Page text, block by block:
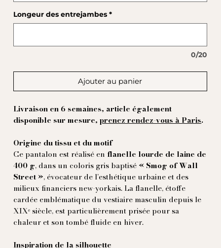
Longeur des entrejambes *
0/20
Ajouter au panier
Livraison en 6 semaines, article également
disponible sur mesure,prenez rendez-vous à Paris.
Origine du tissu et du motif
Ce pantalon est réalisé en flanelle lourde de laine de
400 g, dans un coloris gris baptisé « Smog of Wall
Street », évocateur de l’esthétique urbaine et des
milieux financiers new-yorkais. La flanelle, étoffe
cardée emblématique du vestiaire masculin depuis le
XIXᵉ siècle, est particulièrement prisée pour sa
chaleur et son tombé fluide en hiver.
Inspiration de la silhouette